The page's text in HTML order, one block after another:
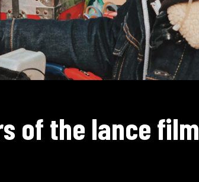
of the lance film